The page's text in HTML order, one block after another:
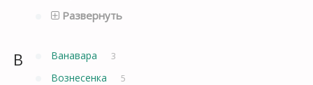
Развернуть
В Ванавара 3
Вознесенка 5